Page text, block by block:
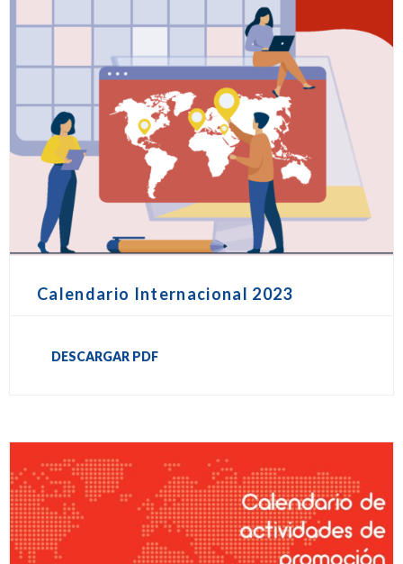
Calendario Internacional 2023
DESCARGAR PDF